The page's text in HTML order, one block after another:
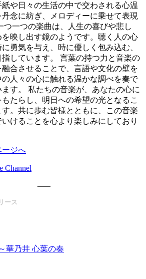
や日々の生活の中で交わされる心温
丹念に紡ぎ、メロディーに乗せて表現
つ一つの楽曲は、人生の喜びや悲し
映し出す鏡のようです。聴く人の心
勇気を与え、時に優しく包み込む、
しています。 言葉の持つ力と音楽の
合させることで、言語や文化の壁を
人々の心に触れる温かな調べを奏で
す。 私たちの音楽が、あなたの心に
たらし、明日への希望の光となるこ
。共に歩む皆様とともに、この音楽
けることを心より楽しみにしており
ージへ
ース
華乃井 心葉の奏